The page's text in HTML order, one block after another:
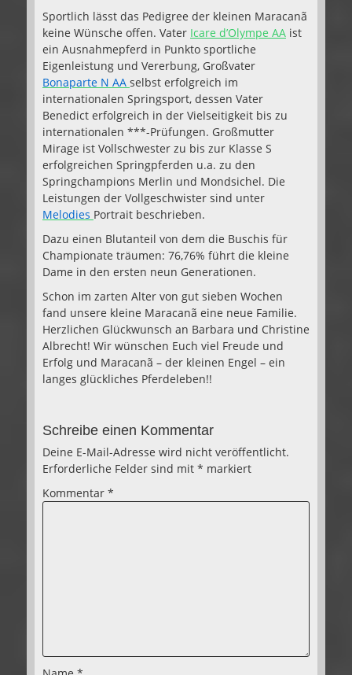
Sportlich lässt das Pedigree der kleinen Maracanã
keine Wünsche offen. Vater Icare d’Olympe AA ist
ein Ausnahmepferd in Punkto sportliche
Eigenleistung und Vererbung, Großvater
Bonaparte N AA selbst erfolgreich im
internationalen Springsport, dessen Vater
Benedict erfolgreich in der Vielseitigkeit bis zu
internationalen ***-Prüfungen. Großmutter
Mirage ist Vollschwester zu bis zur Klasse S
erfolgreichen Springpferden u.a. zu den
Springchampions Merlin und Mondsichel. Die
Leistungen der Vollgeschwister sind unter
Melodies Portrait beschrieben.
Dazu einen Blutanteil von dem die Buschis für
Championate träumen: 76,76% führt die kleine
Dame in den ersten neun Generationen.
Schon im zarten Alter von gut sieben Wochen
fand unsere kleine Maracanã eine neue Familie.
Herzlichen Glückwunsch an Barbara und Christine
Albrecht! Wir wünschen Euch viel Freude und
Erfolg und Maracanã – der kleinen Engel – ein
langes glückliches Pferdeleben!!
Schreibe einen Kommentar
Deine E-Mail-Adresse wird nicht veröffentlicht.
Erforderliche Felder sind mit * markiert
Kommentar *